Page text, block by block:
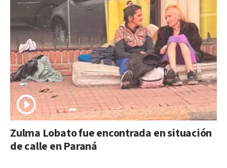
Zulma Lobato fue encontrada en situación
de calle en Paraná